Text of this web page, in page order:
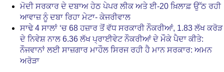
ਮੋਦੀ ਸਰਕਾਰ ਦੇ ਦਬਾਅ ਹੇਠ ਪੇਪਰ ਲੀਕ ਅਤੇ ਈ-20 ਖ਼ਿਲਾਫ਼ ਉੱਠ ਰਹੀ
ਆਵਾਜ਼ ਨੂੰ ਦਬਾ ਰਿਹਾ ਮੇਟਾ- ਕੇਜਰੀਵਾਲ
ਸਾਢੇ 4 ਸਾਲਾਂ ‘ਚ 68 ਹਜ਼ਾਰ ਤੋਂ ਵੱਧ ਸਰਕਾਰੀ ਨੌਕਰੀਆਂ, 1.83 ਲੱਖ ਕਰੋੜ
ਦੇ ਨਿਵੇਸ਼ ਨਾਲ 6.36 ਲੱਖ ਪ੍ਰਾਈਵੇਟ ਨੌਕਰੀਆਂ ਦੇ ਮੌਕੇ ਪੈਦਾ ਕੀਤੇ:
ਨੌਜਵਾਨਾਂ ਲਈ ਸਾਜ਼ਗਾਰ ਮਾਹੌਲ ਸਿਰਜ ਰਹੀ ਹੈ ਮਾਨ ਸਰਕਾਰ: ਅਮਨ
ਅਰੋੜਾ